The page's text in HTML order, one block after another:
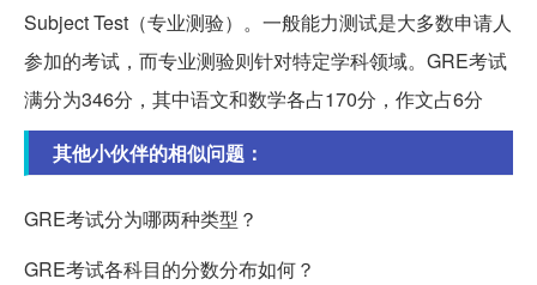
Subject Test（专业测验）。一般能力测试是大多数申请人
参加的考试，而专业测验则针对特定学科领域。GRE考试
满分为346分，其中语文和数学各占170分，作文占6分
其他小伙伴的相似问题：
GRE考试分为哪两种类型？
GRE考试各科目的分数分布如何？